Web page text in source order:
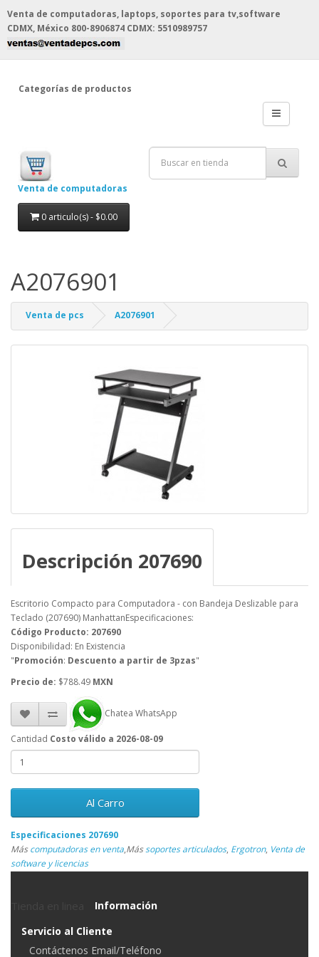
Venta de computadoras, laptops, soportes para tv,software
CDMX, México 800-8906874 CDMX: 5510989757
Categorías de productos
Venta de computadoras
0 articulo(s) - $0.00
A2076901
Venta de pcs A2076901
Descripción 207690
Escritorio Compacto para Computadora - con Bandeja Deslizable para
Teclado (207690) ManhattanEspecificaciones:
Código Producto: 207690
Disponibilidad: En Existencia
"Promoción: Descuento a partir de 3pzas"
Precio de: $788.49 MXN
Chatea WhatsApp
Cantidad Costo válido a 2026-08-09
Al Carro
Especificaciones 207690
Máscomputadoras en venta,Mássoportes articulados, Ergotron, Venta de
software y licencias
Información
Servicio al Cliente
Contáctenos Email/Teléfono